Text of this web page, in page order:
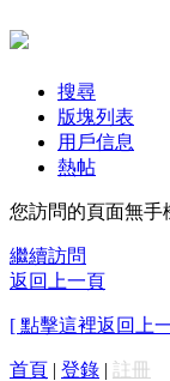
搜尋
版塊列表
用戶信息
熱帖
您訪問的頁面無手
繼續訪問
返回上一頁
[ 點擊這裡返回上
首頁 | 登錄 | 註冊